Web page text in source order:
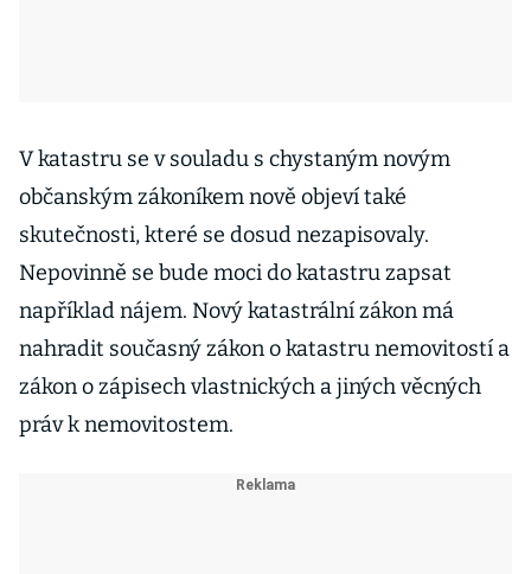
V katastru se v souladu s chystaným novým
občanským zákoníkem nově objeví také
skutečnosti, které se dosud nezapisovaly.
Nepovinně se bude moci do katastru zapsat
například nájem. Nový katastrální zákon má
nahradit současný zákon o katastru nemovitostí a
zákon o zápisech vlastnických a jiných věcných
práv k nemovitostem.